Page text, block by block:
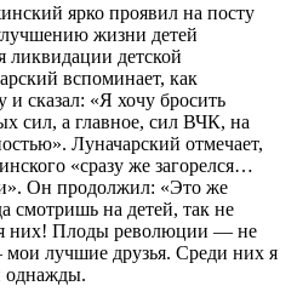
ярко проявил на посту
жизни детей
ликвидации детской
вспоминает, как
сказал: «Я хочу бросить
сил, а главное, сил ВЧК, на
Луначарский отмечает,
«сразу же загорелся…
Он продолжил: «Это же
смотришь на детей, так не
них! Плоды революции — не
лучшие друзья. Среди них я
однажды.